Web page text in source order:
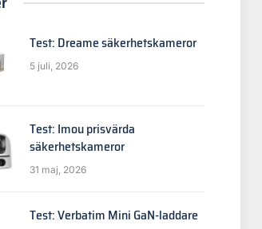
Test: Dreame säkerhetskameror
5 juli, 2026
Test: Imou prisvärda
säkerhetskameror
31 maj, 2026
Test: Verbatim Mini GaN-laddare